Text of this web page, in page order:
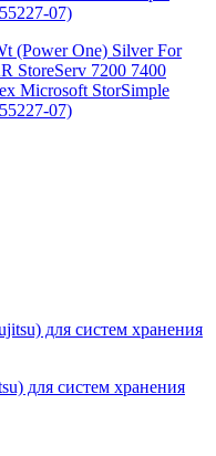
(Power One) Silver For
StoreServ 7200 7400
Microsoft StorSimple
07)
для систем хранения